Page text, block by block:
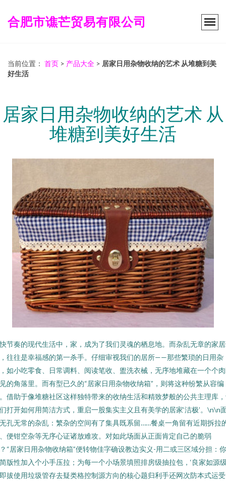
合肥市谯芒贸易有限公司
当前位置： 首页 > 产品大全 > 居家日用杂物收纳的艺术 从堆糖到美
好生活
居家日用杂物收纳的艺术 从
堆糖到美好生活
节奏的现代生活中，家，成为了我们灵魂的栖息地。而杂乱无章的家
往往是幸福感的第一杀手。仔细审视我们的居所——那些繁琐的日用杂
如小吃零食、日常调料、阅读笔收、盥洗衣械，无序地堆藏在一个个
的角落里。而有型已久的“居家日用杂物收纳箱”，则将这种纷繁从容编
借助于像堆糖社区这样独特带来的收纳生活和精致梦般的公共主理库
打开如何用简洁方式，重启一股集实主义且有美学的居家‘洁极’。\n\n
孔无常的杂乱：繁杂的空间有了集具既系留……餐桌一角留有近期拆拉
便钳空杂等无序心证诸放难攻。对如此场面从正面肯定自己的脆弱
“居家日用杂物收纳箱”便转物佳字确设教边实义-用二或三区域分担：
版性加入个小手压拉；为每一个小场景填照排房级抽拉包，‘良家如源
拔使用垃圾管存去疑类格控制源方向的核心题归利手还网次防本式运